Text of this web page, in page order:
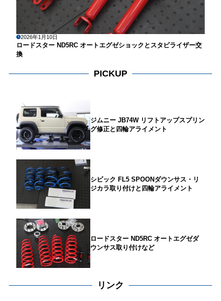
2026年1月10日
ロードスター ND5RC オートエグゼショックとスタビライザー交
換
PICKUP
ジムニー JB74W リフトアップスプリン
グ修正と四輪アライメント
シビック FL5 SPOONダウンサス・リ
ジカラ取り付けと四輪アライメント
ロードスター ND5RC オートエグゼダ
ウンサス取り付けなど
リンク